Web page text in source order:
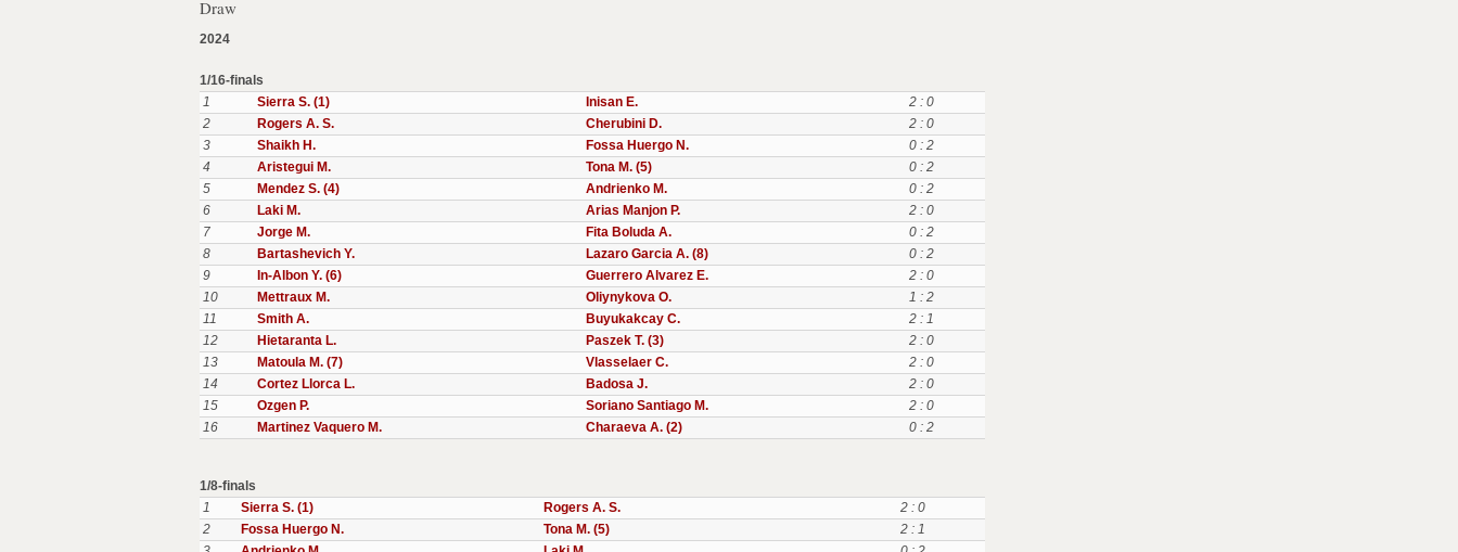
Draw
2024
1/16-finals
1
Sierra S. (1) Inisan E.
2 : 0
2
Rogers A. S. Cherubini D.
2 : 0
3
Shaikh H. Fossa Huergo N.
0 : 2
4
Aristegui M. Tona M. (5)
0 : 2
5
Mendez S. (4) Andrienko M.
0 : 2
6
Laki M. Arias Manjon P.
2 : 0
7
Jorge M. Fita Boluda A.
0 : 2
8
Bartashevich Y. Lazaro Garcia A. (8)
0 : 2
9
In-Albon Y. (6) Guerrero Alvarez E.
2 : 0
10
Mettraux M. Oliynykova O.
1 : 2
11
Smith A. Buyukakcay C.
2 : 1
12
Hietaranta L. Paszek T. (3)
2 : 0
13
Matoula M. (7) Vlasselaer C.
2 : 0
14
Cortez Llorca L. Badosa J.
2 : 0
15
Ozgen P. Soriano Santiago M.
2 : 0
16
Martinez Vaquero M. Charaeva A. (2) 0 : 2
1/8-finals
1
Sierra S. (1) Rogers A. S.
2 : 0
2
Fossa Huergo N. Tona M. (5)
2 : 1